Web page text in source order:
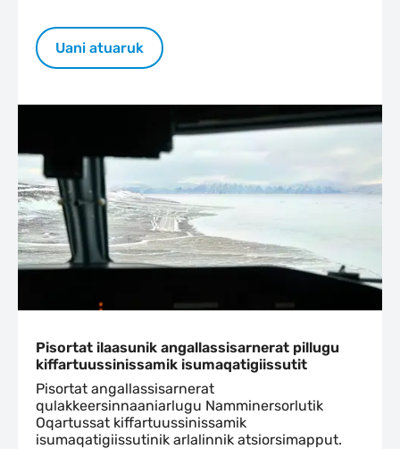
Uani atuaruk
Pisortat ilaasunik angallassisarnerat pillugu
kiffartuussinissamik isumaqatigiissutit
Pisortat angallassisarnerat
qulakkeersinnaaniarlugu Namminersorlutik
Oqartussat kiffartuussinissamik
isumaqatigiissutinik arlalinnik atsiorsimapput.